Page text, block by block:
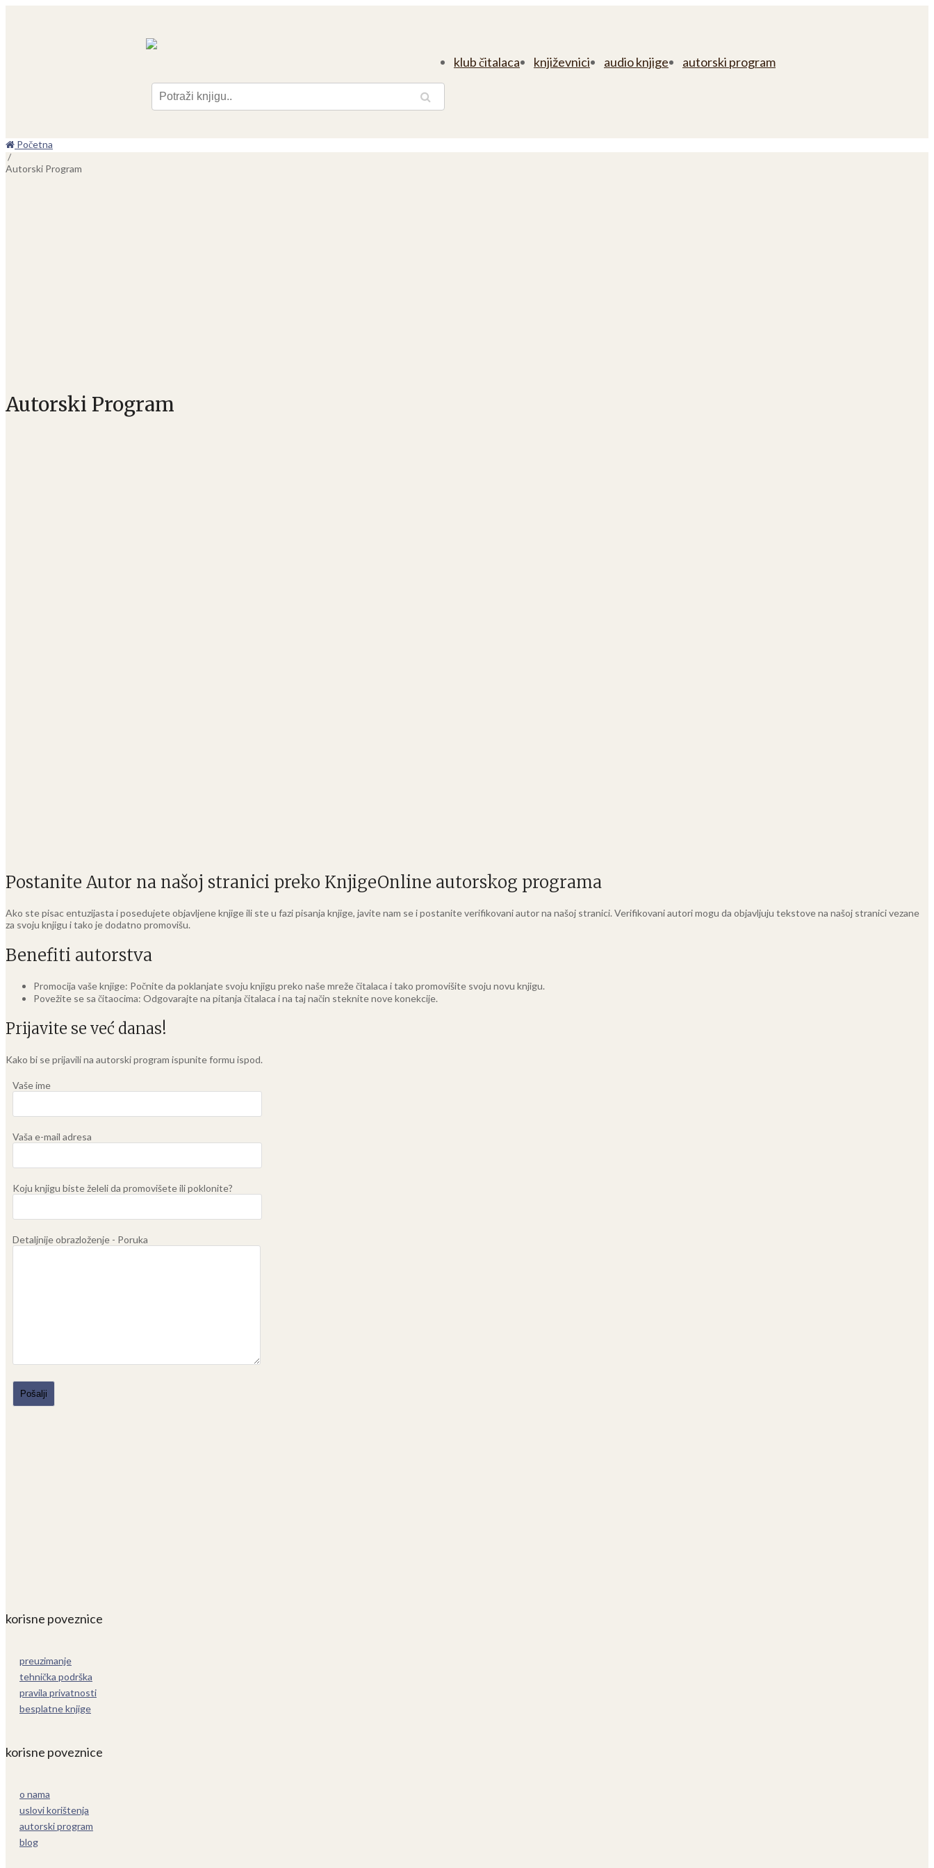
klub čitalaca književnici audio knjige autorski program
Početna
/
Autorski Program
Autorski Program
Postanite Autor na našoj stranici preko KnjigeOnline autorskog programa
Ako ste pisac entuzijasta i posedujete objavljene knjige ili ste u fazi pisanja knjige, javite nam se i postanite verifikovani autor na našoj stranici. Verifikovani autori mogu da objavljuju tekstove na našoj stranici vezane
za svoju knjigu i tako je dodatno promovišu.
Benefiti autorstva
Promocija vaše knjige: Počnite da poklanjate svoju knjigu preko naše mreže čitalaca i tako promovišite svoju novu knjigu.
Povežite se sa čitaocima: Odgovarajte na pitanja čitalaca i na taj način steknite nove konekcije.
Prijavite se već danas!
Kako bi se prijavili na autorski program ispunite formu ispod.
Vaše ime
Vaša e-mail adresa
Koju knjigu biste želeli da promovišete ili poklonite?
Detaljnije obrazloženje - Poruka
korisne poveznice
preuzimanje
tehnička podrška
pravila privatnosti
besplatne knjige
korisne poveznice
o nama
uslovi korištenja
autorski program
blog